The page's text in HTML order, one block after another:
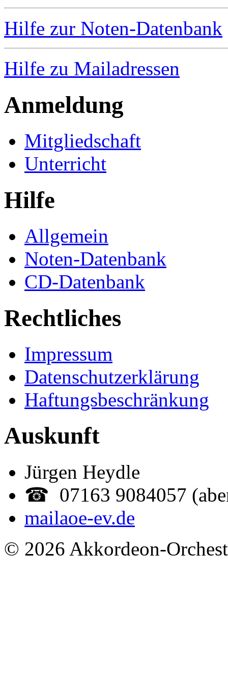
Hilfe zur Noten-Datenbank
Hilfe zu Mailadressen
Anmeldung
Mitgliedschaft
Unterricht
Hilfe
Allgemein
Noten-Datenbank
CD-Datenbank
Rechtliches
Impressum
Datenschutzerklärung
Haftungsbeschränkung
Auskunft
Jürgen Heydle
☎ 07163 9084057
mailaoe-ev.de
© 2026 Akkordeon-